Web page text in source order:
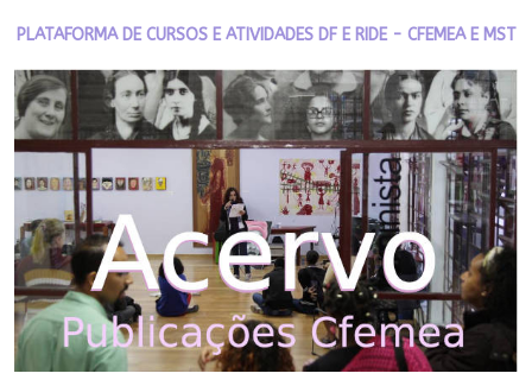
PLATAFORMA DE CURSOS E ATIVIDADES DF E RIDE - CFEMEA E MST